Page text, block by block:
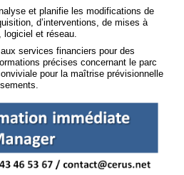
et planifie les modifications de
d’interventions, de mises à
et réseau.
services financiers pour des
précises concernant le parc
pour la maîtrise prévisionnelle